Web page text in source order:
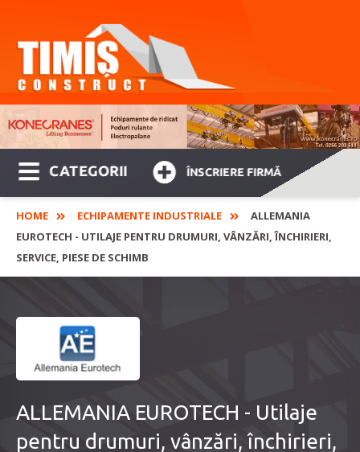
CATEGORII ÎNSCRIERE FIRMĂ
HOME ECHIPAMENTE INDUSTRIALE
ALLEMANIA
EUROTECH - UTILAJE PENTRU DRUMURI, VÂNZĂRI, ÎNCHIRIERI,
SERVICE, PIESE DE SCHIMB
ALLEMANIA EUROTECH - Utilaje
pentru drumuri, vânzări, închirieri,